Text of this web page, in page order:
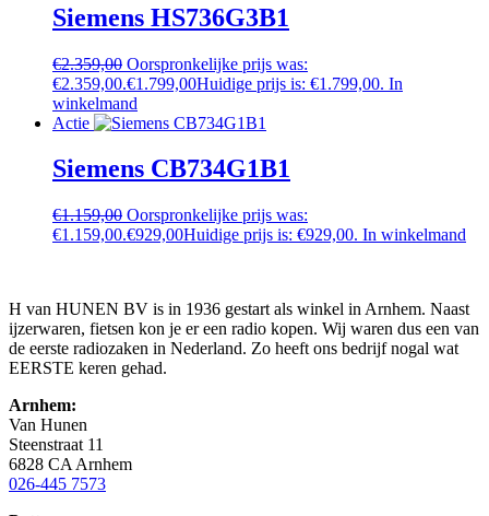
Siemens HS736G3B1
€2.359,00 Oorspronkelijke prijs was:
€2.359,00.€1.799,00Huidige prijs is: €1.799,00. In
winkelmand
Actie
Siemens CB734G1B1
€1.159,00 Oorspronkelijke prijs was:
€1.159,00.€929,00Huidige prijs is: €929,00. In winkelmand
H van HUNEN BV is in 1936 gestart als winkel in Arnhem. Naast
ijzerwaren, fietsen kon je er een radio kopen. Wij waren dus een van
de eerste radiozaken in Nederland. Zo heeft ons bedrijf nogal wat
EERSTE keren gehad.
Arnhem:
Van Hunen
Steenstraat 11
6828 CA Arnhem
026-445 7573